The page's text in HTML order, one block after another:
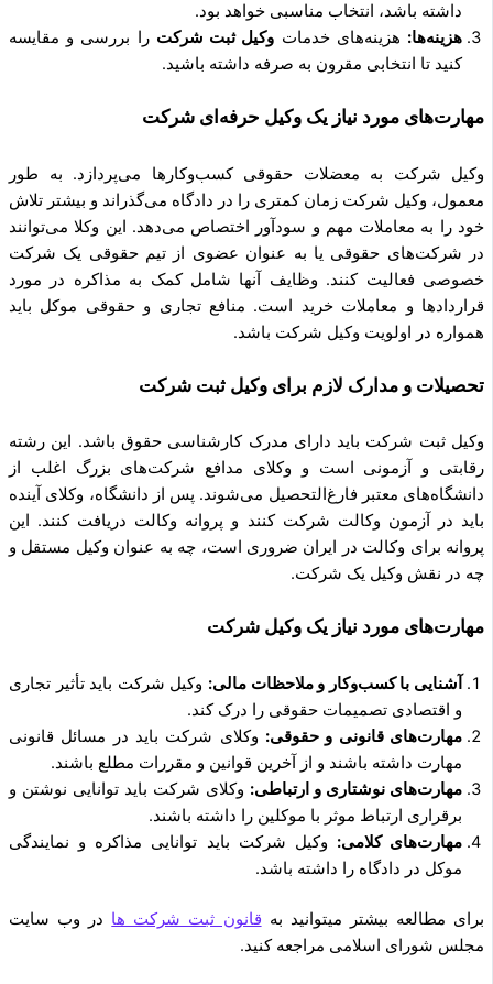
داشته باشد، انتخاب مناسبی خواهد بود.
هزینه‌ها: هزینه‌های خدمات وکیل ثبت شرکت را بررسی و مقایسه
کنید تا انتخابی مقرون به صرفه داشته باشید.
مهارت‌های مورد نیاز یک وکیل حرفه‌ای شرکت
وکیل شرکت به معضلات حقوقی کسب‌وکارها می‌پردازد. به طور
معمول، وکیل شرکت زمان کمتری را در دادگاه می‌گذراند و بیشتر تلاش
خود را به معاملات مهم و سودآور اختصاص می‌دهد. این وکلا می‌توانند
در شرکت‌های حقوقی یا به عنوان عضوی از تیم حقوقی یک شرکت
خصوصی فعالیت کنند. وظایف آنها شامل کمک به مذاکره در مورد
قراردادها و معاملات خرید است. منافع تجاری و حقوقی موکل باید
همواره در اولویت وکیل شرکت باشد.
تحصیلات و مدارک لازم برای وکیل ثبت شرکت
وکیل ثبت شرکت باید دارای مدرک کارشناسی حقوق باشد. این رشته
رقابتی و آزمونی است و وکلای مدافع شرکت‌های بزرگ اغلب از
دانشگاه‌های معتبر فارغ‌التحصیل می‌شوند. پس از دانشگاه، وکلای آینده
باید در آزمون وکالت شرکت کنند و پروانه وکالت دریافت کنند. این
پروانه برای وکالت در ایران ضروری است، چه به عنوان وکیل مستقل و
چه در نقش وکیل یک شرکت.
مهارت‌های مورد نیاز یک وکیل شرکت
آشنایی با کسب‌وکار و ملاحظات مالی: وکیل شرکت باید تأثیر تجاری
و اقتصادی تصمیمات حقوقی را درک کند.
مهارت‌های قانونی و حقوقی: وکلای شرکت باید در مسائل قانونی
مهارت داشته باشند و از آخرین قوانین و مقررات مطلع باشند.
مهارت‌های نوشتاری و ارتباطی: وکلای شرکت باید توانایی نوشتن و
برقراری ارتباط موثر با موکلین را داشته باشند.
مهارت‌های کلامی: وکیل شرکت باید توانایی مذاکره و نمایندگی
موکل در دادگاه را داشته باشد.
برای مطالعه بیشتر میتوانید به قانون ثبت شرکت ها در وب سایت
مجلس شورای اسلامی مراجعه کنید.